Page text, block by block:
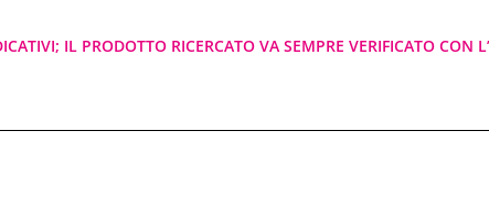
IL PRODOTTO RICERCATO VA SEMPRE VERIFICATO CON